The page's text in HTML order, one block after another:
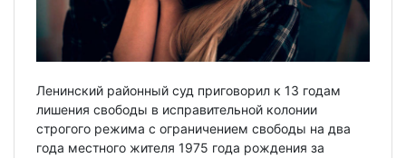
Ленинский районный суд приговорил к 13 годам
лишения свободы в исправительной колонии
строгого режима с ограничением свободы на два
года местного жителя 1975 года рождения за